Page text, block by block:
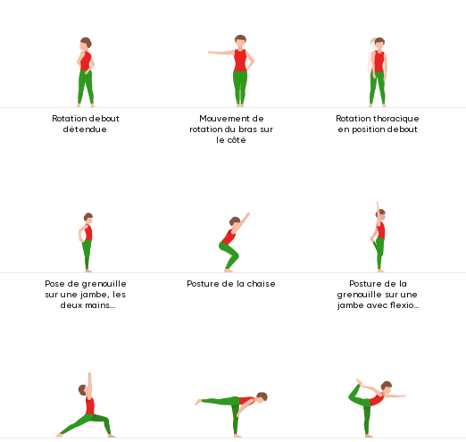
Rotation debout
détendue
Mouvement de
rotation du bras sur
le côté
Rotation thoracique
en position debout
Pose de grenouille
sur une jambe, les
deux mains
Posture de la chaise
Posture de la
grenouille sur une
jambe avec flexion